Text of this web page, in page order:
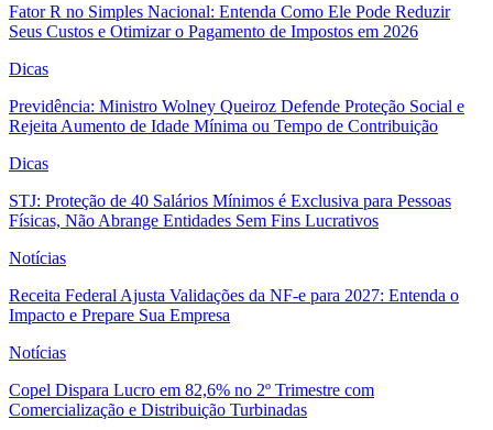
Fator R no Simples Nacional: Entenda Como Ele Pode Reduzir
Seus Custos e Otimizar o Pagamento de Impostos em 2026
Dicas
Previdência: Ministro Wolney Queiroz Defende Proteção Social e
Rejeita Aumento de Idade Mínima ou Tempo de Contribuição
Dicas
STJ: Proteção de 40 Salários Mínimos é Exclusiva para Pessoas
Físicas, Não Abrange Entidades Sem Fins Lucrativos
Notícias
Receita Federal Ajusta Validações da NF-e para 2027: Entenda o
Impacto e Prepare Sua Empresa
Notícias
Copel Dispara Lucro em 82,6% no 2º Trimestre com
Comercialização e Distribuição Turbinadas